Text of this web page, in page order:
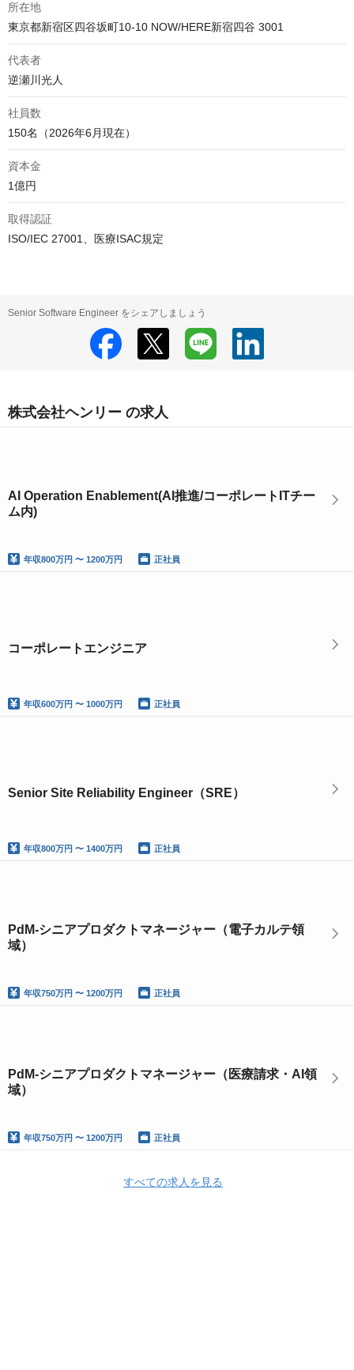
所在地
代表者
逆瀬川光人
社員数
150名（2026年6月現在）
資本金
1億円
取得認証
ISO/IEC 27001、医療ISAC規定
Senior Software Engineer をシェアしましょう
株式会社ヘンリー の求人
AI Operation Enablement(AI推進/コーポレートITチー
ム内)
年収800万円 〜 1200万円 正社員
コーポレートエンジニア
年収600万円 〜 1000万円 正社員
Senior Site Reliability Engineer（SRE）
年収800万円 〜 1400万円 正社員
PdM-シニアプロダクトマネージャー（電子カルテ領
域）
年収750万円 〜 1200万円 正社員
PdM-シニアプロダクトマネージャー（医療請求・AI領
域）
年収750万円 〜 1200万円 正社員
すべての求人を見る